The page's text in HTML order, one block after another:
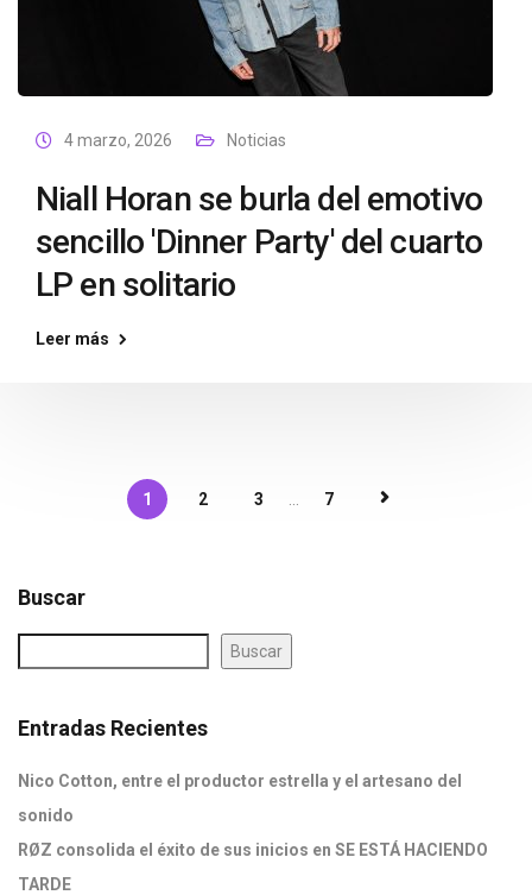
4 marzo, 2026 Noticias
Niall Horan se burla del emotivo
sencillo 'Dinner Party' del cuarto
LP en solitario
Leer más
1 2 3 7
Buscar
Buscar
Entradas Recientes
Nico Cotton, entre el productor estrella y el artesano del
sonido
RØZ consolida el éxito de sus inicios en SE ESTÁ HACIENDO
TARDE